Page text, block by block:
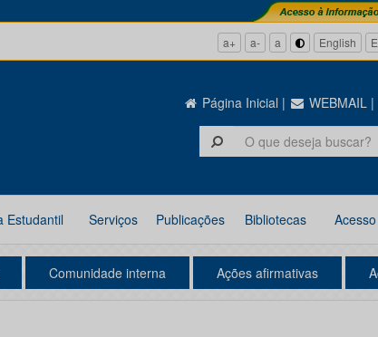
a+ a- a English
Página Inicial | WEBMAIL |
Estudantil Serviços Publicações Bibliotecas
Comunidade interna Ações afirmativas